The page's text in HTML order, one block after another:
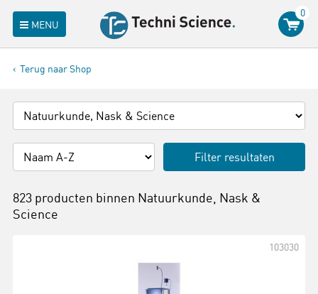
MENU
0
Terug naar Shop
Filter resultaten
823 producten binnen Natuurkunde, Nask &
Science
103030